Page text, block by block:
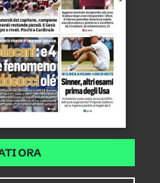
ORA